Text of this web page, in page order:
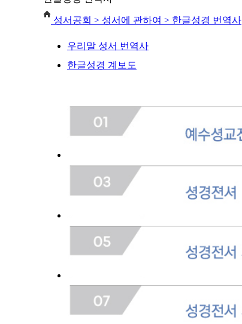
성서공회 > 성서에 관하여 > 한글성경 번역사
우리말 성서 번역사
한글성경 계보도